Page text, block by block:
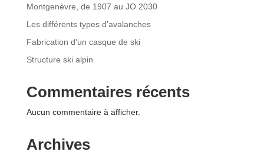
Montgenèvre, de 1907 au JO 2030
Les différents types d’avalanches
Fabrication d’un casque de ski
Structure ski alpin
Commentaires récents
Aucun commentaire à afficher.
Archives